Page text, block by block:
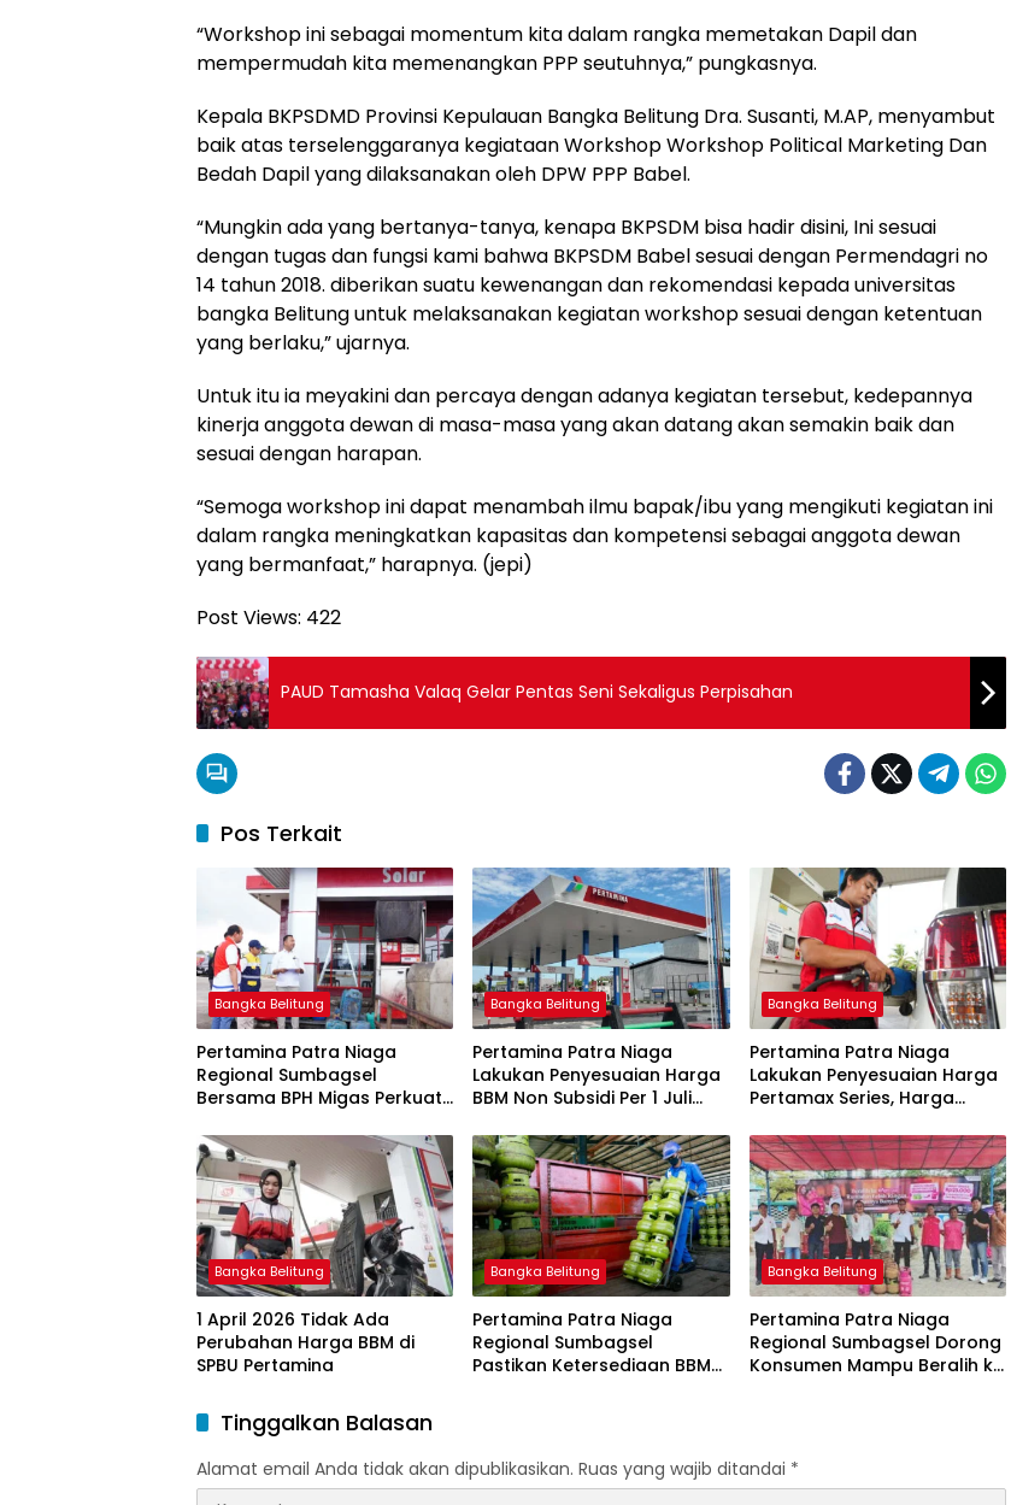
“Workshop ini sebagai momentum kita dalam rangka memetakan Dapil dan
mempermudah kita memenangkan PPP seutuhnya,” pungkasnya.
Kepala BKPSDMD Provinsi Kepulauan Bangka Belitung Dra. Susanti, M.AP, menyambut
baik atas terselenggaranya kegiataan Workshop Workshop Political Marketing Dan
Bedah Dapil yang dilaksanakan oleh DPW PPP Babel.
“Mungkin ada yang bertanya-tanya, kenapa BKPSDM bisa hadir disini, Ini sesuai
dengan tugas dan fungsi kami bahwa BKPSDM Babel sesuai dengan Permendagri no
14 tahun 2018. diberikan suatu kewenangan dan rekomendasi kepada universitas
bangka Belitung untuk melaksanakan kegiatan workshop sesuai dengan ketentuan
yang berlaku,” ujarnya.
Untuk itu ia meyakini dan percaya dengan adanya kegiatan tersebut, kedepannya
kinerja anggota dewan di masa-masa yang akan datang akan semakin baik dan
sesuai dengan harapan.
“Semoga workshop ini dapat menambah ilmu bapak/ibu yang mengikuti kegiatan ini
dalam rangka meningkatkan kapasitas dan kompetensi sebagai anggota dewan
yang bermanfaat,” harapnya. (jepi)
Post Views: 422
PAUD Tamasha Valaq Gelar Pentas Seni Sekaligus Perpisahan
Pos Terkait
Bangka Belitung
Pertamina Patra Niaga
Regional Sumbagsel
Bersama BPH Migas Perkuat
BBM Subsidi bagi Nelayan
melalui Aplikasi XSTAR
Bangka Belitung
Pertamina Patra Niaga
Lakukan Penyesuaian Harga
BBM Non Subsidi Per 1 Juli
Bangka Belitung
Pertamina Patra Niaga
Lakukan Penyesuaian Harga
Pertamax Series, Harga
Tetap
Bangka Belitung
1 April 2026 Tidak Ada
Perubahan Harga BBM di
SPBU Pertamina
Bangka Belitung
Pertamina Patra Niaga
Regional Sumbagsel
Pastikan Ketersediaan BBM
Bangka Belitung
Pertamina Patra Niaga
Regional Sumbagsel Dorong
Konsumen Mampu Beralih ke
Tinggalkan Balasan
Alamat email Anda tidak akan dipublikasikan. Ruas yang wajib ditandai *